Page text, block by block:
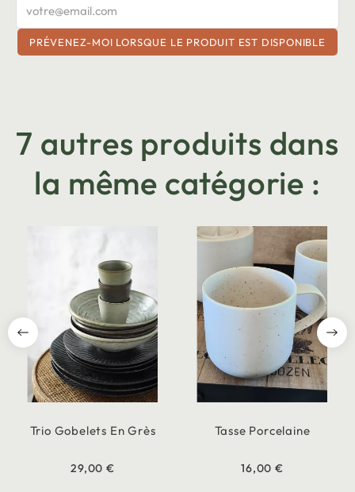
PRÉVENEZ-MOI LORSQUE LE PRODUIT EST DISPONIBLE
7 autres produits dans
la même catégorie :
Trio Gobelets En Grès
29,00 €
Tasse Porcelaine
16,00 €